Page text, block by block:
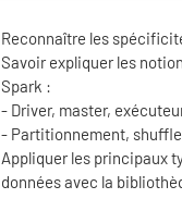
Reconnaître les
Savoir expliquer les
Spark :
- Driver, master,
- Partitionnement, shuffle
Appliquer les principaux
données avec la